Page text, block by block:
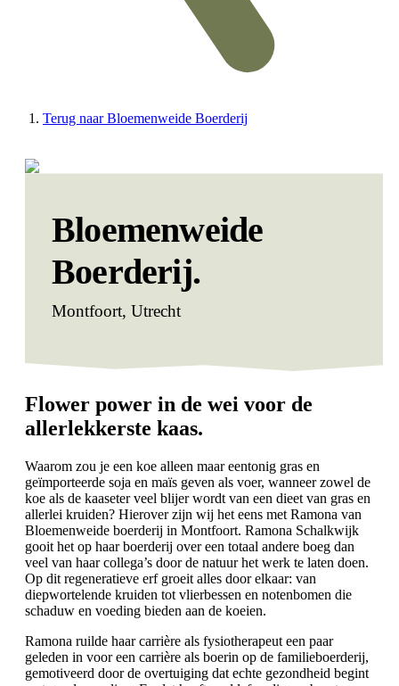
Terug naar Bloemenweide Boerderij
Bloemenweide
Boerderij.
Montfoort, Utrecht
Flower power in de wei voor de
allerlekkerste kaas.
Waarom zou je een koe alleen maar eentonig gras en
geïmporteerde soja en maïs geven als voer, wanneer zowel de
koe als de kaaseter veel blijer wordt van een dieet van gras en
allerlei kruiden? Hierover zijn wij het eens met Ramona van
Bloemenweide boerderij in Montfoort. Ramona Schalkwijk
gooit het op haar boerderij over een totaal andere boeg dan
veel van haar collega’s door de natuur het werk te laten doen.
Op dit regeneratieve erf groeit alles door elkaar: van
diepwortelende kruiden tot vlierbessen en notenbomen die
schaduw en voeding bieden aan de koeien.
Ramona ruilde haar carrière als fysiotherapeut een paar
geleden in voor een carrière als boerin op de familieboerderij,
gemotiveerd door de overtuiging dat echte gezondheid begint